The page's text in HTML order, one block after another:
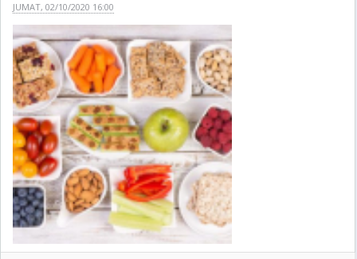
JUMAT, 02/10/2020 16:00